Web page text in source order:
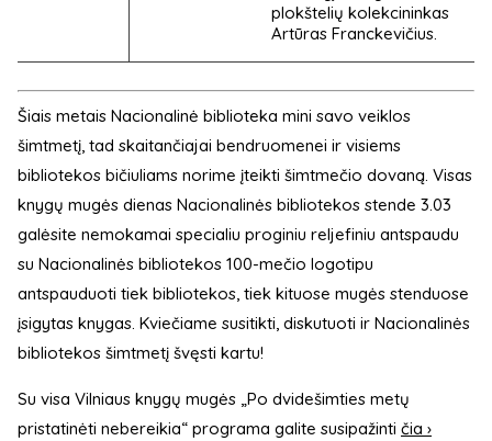
plokštelių kolekcininkas
Artūras Franckevičius.
Šiais metais Nacionalinė biblioteka mini savo veiklos
šimtmetį, tad skaitančiajai bendruomenei ir visiems
bibliotekos bičiuliams norime įteikti šimtmečio dovaną. Visas
knygų mugės dienas Nacionalinės bibliotekos stende 3.03
galėsite nemokamai specialiu proginiu reljefiniu antspaudu
su Nacionalinės bibliotekos 100-mečio logotipu
antspauduoti tiek bibliotekos, tiek kituose mugės stenduose
įsigytas knygas. Kviečiame susitikti, diskutuoti ir Nacionalinės
bibliotekos šimtmetį švęsti kartu!
Su visa Vilniaus knygų mugės „Po dvidešimties metų
pristatinėti nebereikia“ programa galite susipažinti čia ›